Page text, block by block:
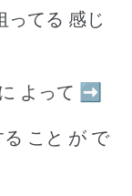
ってる 感じ
に よって ➡
こと が で